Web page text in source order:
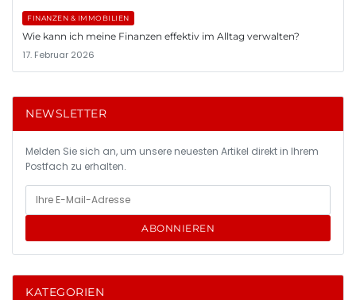
FINANZEN & IMMOBILIEN
Wie kann ich meine Finanzen effektiv im Alltag verwalten?
17. Februar 2026
NEWSLETTER
Melden Sie sich an, um unsere neuesten Artikel direkt in Ihrem
Postfach zu erhalten.
ABONNIEREN
KATEGORIEN